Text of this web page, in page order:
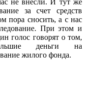
за счет средств
пора сносить, а с нас
При этом и
голос говорят о том,
деньги на
жилого фонда.